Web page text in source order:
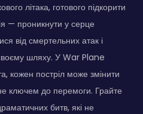
літака, готового підкорити
— проникнути у серце
від смертельних атак і
шляху. У War Plane
кожен постріл може змінити
ключем до перемоги. Грайте
битв, які не